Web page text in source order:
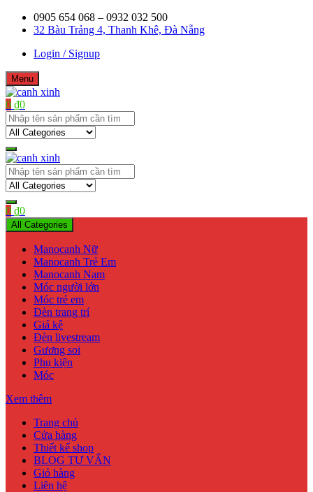
Skip
0905 654 068 – 0932 032 500
32 Bàu Trảng 4, Thanh Khê, Đà Nẵng
Login / Signup
Menu
canh xinh
Shop bán manơcanh, phụ kiện mở shop
0 ₫0
canh xinh
Shop bán manơcanh, phụ kiện mở shop
0 ₫0
All Categories
Manocanh Nữ
Manocanh Trẻ Em
Manocanh Nam
Móc người lớn
Móc trẻ em
Đèn trang trí
Giá kệ
Đèn livestream
Gương soi
Phụ kiện
Móc
Xem thêm
Trang chủ
Cửa hàng
Thiết kế shop
BLOG TƯ VẤN
Giỏ hàng
Liên hệ